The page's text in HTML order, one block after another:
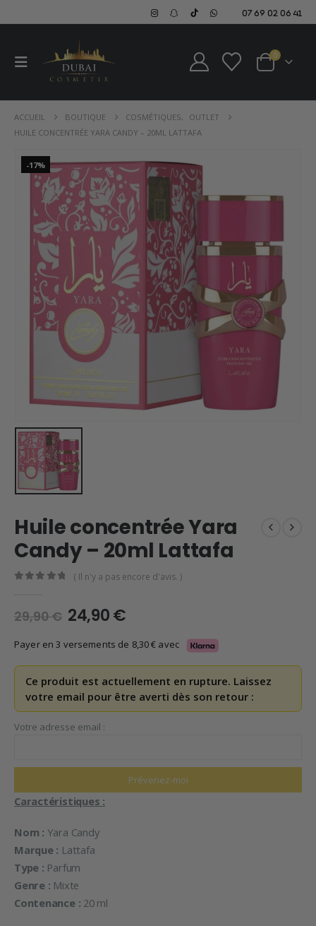
07 69 02 06 41
0
ACCUEIL BOUTIQUE COSMÉTIQUES,
OUTLET
HUILE CONCENTRÉE YARA CANDY – 20ML LATTAFA
-17%
Huile concentrée Yara
Candy – 20ml Lattafa
( Il n'y a pas encore d'avis. )
29,90€ Le
prix
initial
était :
29,90 €.
24,90€Le
actuel
est :
24,90 €.
Payer en 3 versements de 8,30€ avec
Ce produit est actuellement en rupture. Laissez
votre email pour être averti dès son retour :
Votre adresse email :
Caractéristiques :
Nom : Yara Candy
Marque : Lattafa
Type : Parfum
Genre : Mixte
Contenance : 20 ml